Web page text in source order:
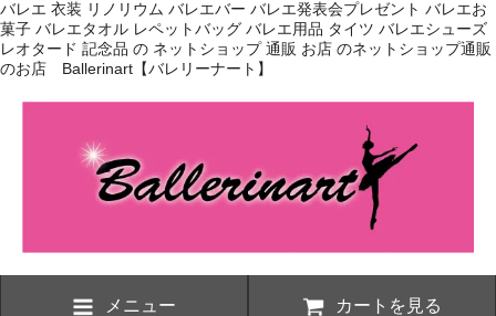
バレエ 衣装 リノリウム バレエバー バレエ発表会プレゼント バレエお
菓子 バレエタオル レペットバッグ バレエ用品 タイツ バレエシューズ
レオタード 記念品 の ネットショップ 通販 お店 のネットショップ通販
のお店 Ballerinart【バレリーナート】
メニュー カートを見る